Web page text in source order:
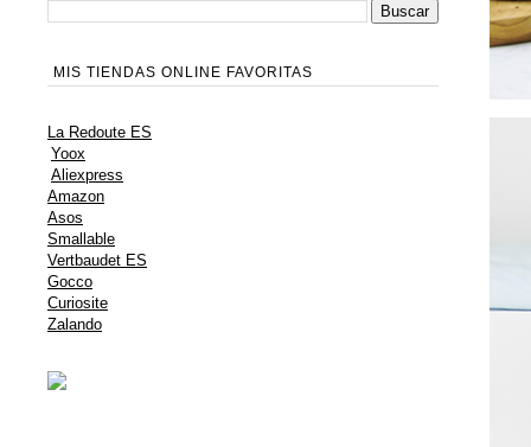
MIS TIENDAS ONLINE FAVORITAS
La Redoute ES
Yoox
Aliexpress
Amazon
Asos
Smallable
Vertbaudet ES
Gocco
Curiosite
Zalando